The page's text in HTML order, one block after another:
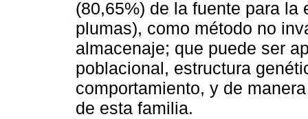
(80,65%) de la fuente para la
plumas), como método no
almacenaje; que puede ser
poblacional, estructura
comportamiento, y de
de esta familia.